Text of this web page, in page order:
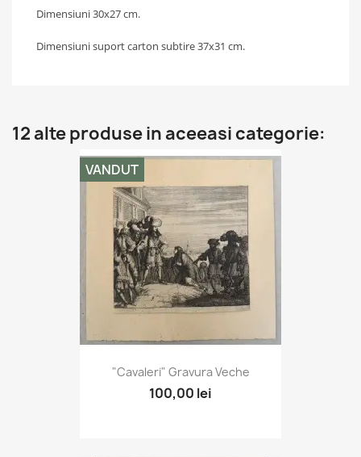
Dimensiuni 30x27 cm.
Dimensiuni suport carton subtire 37x31 cm.
12 alte produse in aceeasi categorie:
"Cavaleri" Gravura Veche
100,00 lei
VANDUT